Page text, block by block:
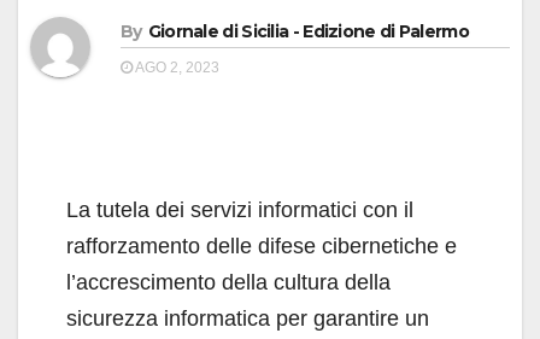
By Giornale di Sicilia - Edizione di Palermo
AGO 2, 2023
La tutela dei servizi informatici con il
rafforzamento delle difese cibernetiche e
l’accrescimento della cultura della
sicurezza informatica per garantire un